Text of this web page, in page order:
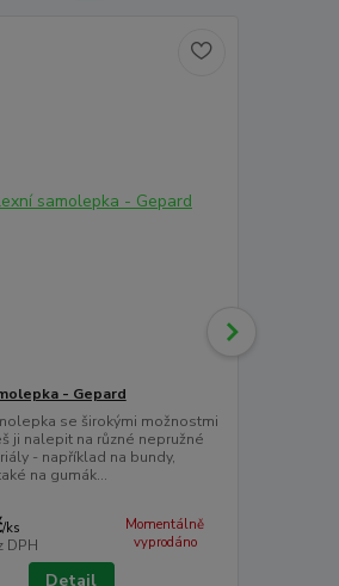
- Gepard
se širokými možnostmi
ji nalepit na různé nepružné
- například na bundy,
na gumák...
/ks
DPH
Momentálně
vyprodáno
Detail